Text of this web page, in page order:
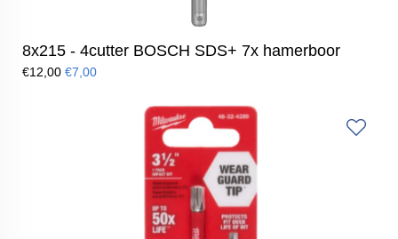
8x215 - 4cutter BOSCH SDS+ 7x hamerboor
€12,00 €7,00